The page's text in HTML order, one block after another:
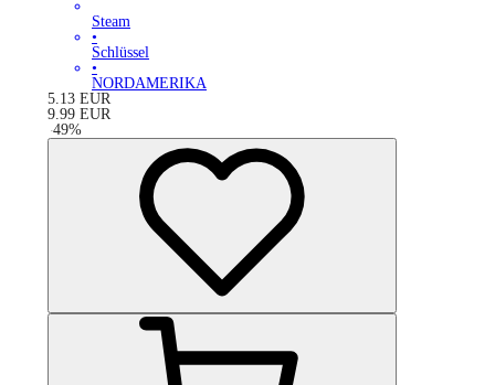
Steam
•
Schlüssel
•
NORDAMERIKA
5.13 EUR
9.99 EUR
-49%